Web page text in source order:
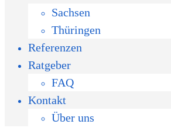
Sachsen
Thüringen
Referenzen
Ratgeber
FAQ
Kontakt
Über uns